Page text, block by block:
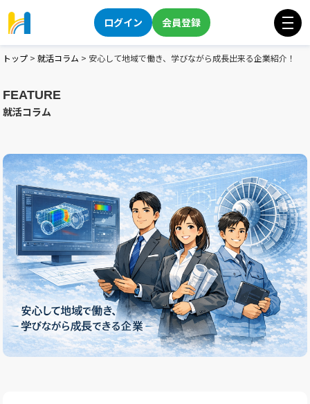
ログイン 会員登録
トップ > 就活コラム > 安心して地域で働き、学びながら成長出来る企業紹介！
FEATURE
就活コラム